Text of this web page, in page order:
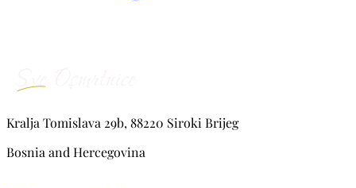
Kralja Tomislava 29b, 88220 Siroki Brijeg
Bosnia and Hercegovina